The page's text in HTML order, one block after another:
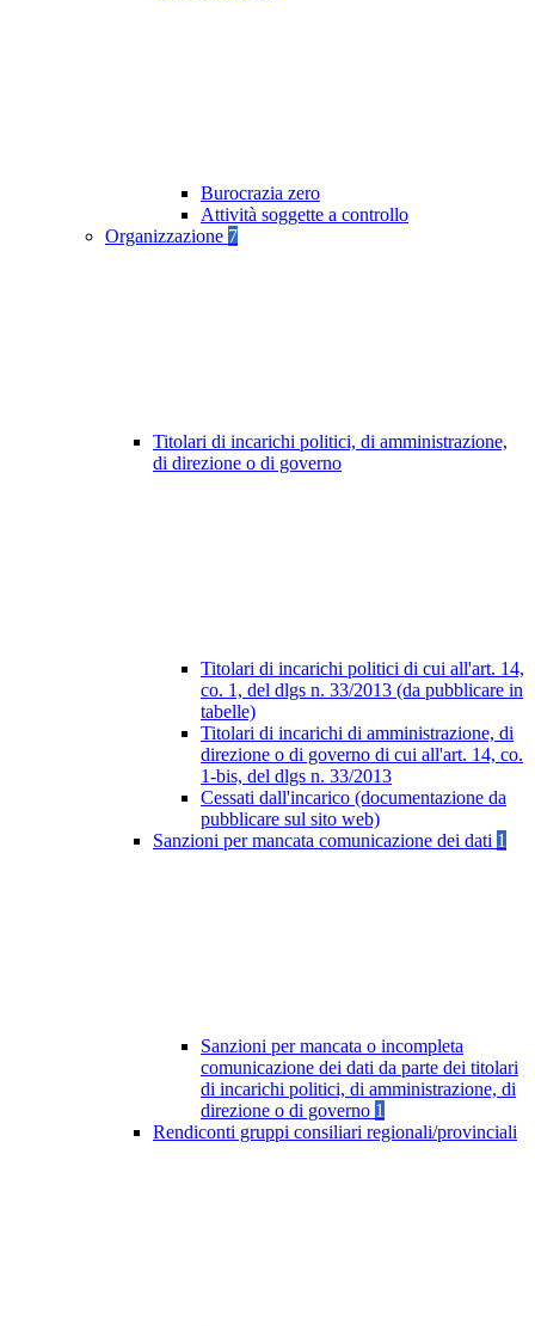
Burocrazia zero
Attività soggette a controllo
Organizzazione 7
Titolari di incarichi politici, di amministrazione,
di direzione o di governo
Titolari di incarichi politici di cui all'art. 14,
co. 1, del dlgs n. 33/2013 (da pubblicare in
tabelle)
Titolari di incarichi di amministrazione, di
direzione o di governo di cui all'art. 14, co.
1-bis, del dlgs n. 33/2013
Cessati dall'incarico (documentazione da
pubblicare sul sito web)
Sanzioni per mancata comunicazione dei dati 1
Sanzioni per mancata o incompleta
comunicazione dei dati da parte dei titolari
di incarichi politici, di amministrazione, di
direzione o di governo 1
Rendiconti gruppi consiliari regionali/provinciali